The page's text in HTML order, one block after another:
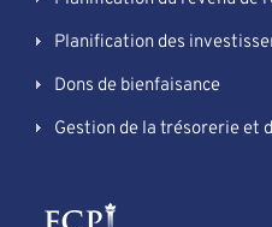
Planification des
Dons de bienfaisance
Gestion de la trésorerie et